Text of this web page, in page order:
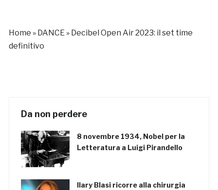
Home » DANCE» Decibel Open Air 2023: il set time
definitivo
Da non perdere
8 novembre 1934, Nobel per la
Letteratura a Luigi Pirandello
Ilary Blasi ricorre alla chirurgia